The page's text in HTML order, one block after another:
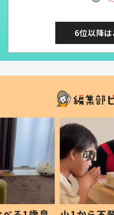
6位以降は